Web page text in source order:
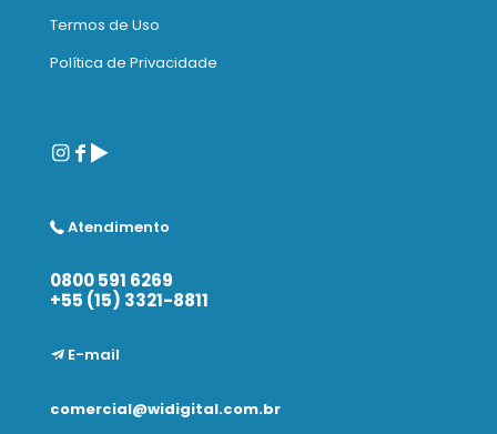
Termos de Uso
Política de Privacidade
Atendimento
0800 591 6269
+55 (15) 3321-8811
E-mail
comercial@widigital.com.br